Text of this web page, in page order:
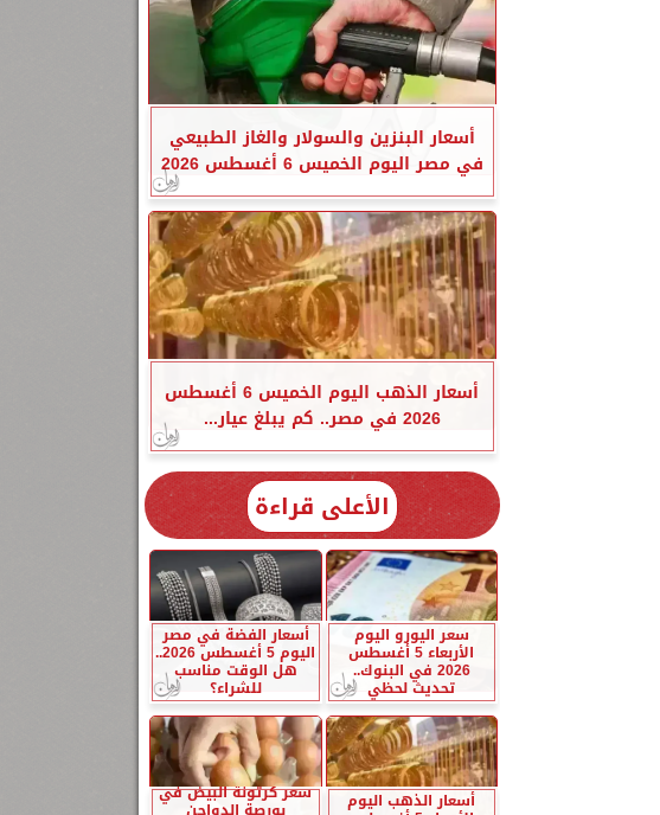
أسعار البنزين والسولار والغاز الطبيعي
في مصر اليوم الخميس 6 أغسطس 2026
أسعار الذهب اليوم الخميس 6 أغسطس
2026 في مصر.. كم يبلغ عيار...
الأعلى قراءة
سعر اليورو اليوم
الأربعاء 5 أغسطس
2026 في البنوك..
تحديث لحظي
أسعار الفضة في مصر
اليوم 5 أغسطس 2026..
هل الوقت مناسب
للشراء؟
أسعار الذهب اليوم سعر كرتونة البيض في